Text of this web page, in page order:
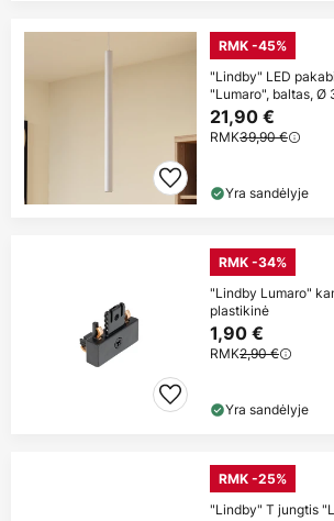
RMK -45%
"Lindby" LED
"Lumaro", baltas, Ø
21,90 €
RMK39,90 €
Yra sandėlyje
RMK -34%
"Lindby Lumaro"
plastikinė
1,90 €
RMK2,90 €
Yra sandėlyje
RMK -25%
"Lindby" T jungtis